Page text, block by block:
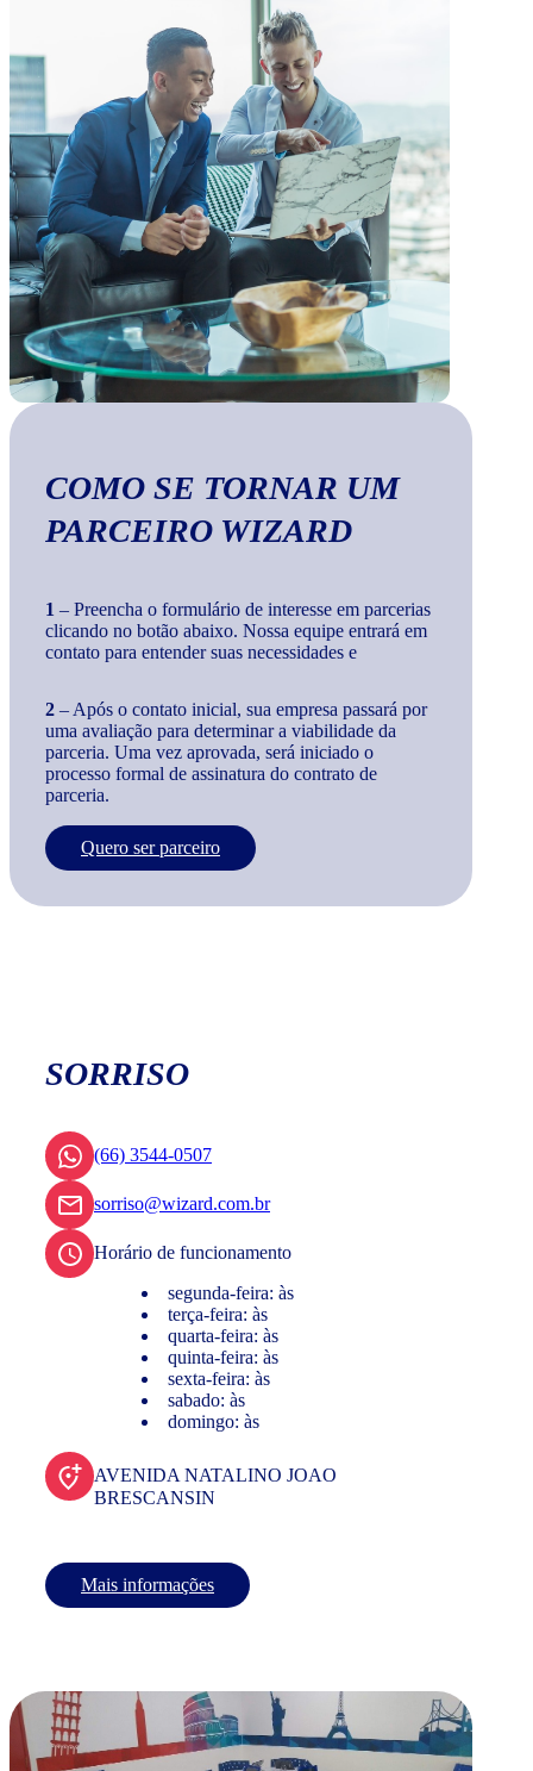
COMO SE TORNAR UM
PARCEIRO WIZARD
1 – Preencha o formulário de interesse em parcerias
clicando no botão abaixo. Nossa equipe entrará em
contato para entender suas necessidades e
2 – Após o contato inicial, sua empresa passará por
uma avaliação para determinar a viabilidade da
parceria. Uma vez aprovada, será iniciado o
processo formal de assinatura do contrato de
parceria.
Quero ser parceiro
SORRISO
(66) 3544-0507
sorriso@wizard.com.br
Horário de funcionamento
segunda-feira: às
terça-feira: às
quarta-feira: às
quinta-feira: às
sexta-feira: às
sabado: às
domingo: às
AVENIDA NATALINO JOAO
BRESCANSIN
Mais informações